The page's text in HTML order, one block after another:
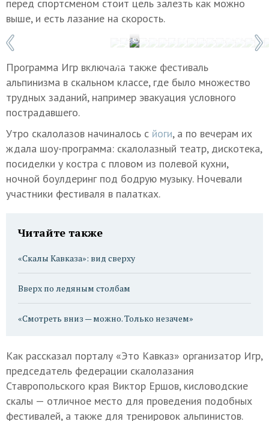
перед спортсменом стоит цель залезть как можно
выше, и есть лазание на скорость.
Фото: Никита Тереклинский/ТАСС
1 / 25
Программа Игр включала также фестиваль
альпинизма в скальном классе, где было множество
трудных заданий, например эвакуация условного
пострадавшего.
Утро скалолазов начиналось с йоги, а по вечерам их
ждала шоу-программа: скалолазный театр, дискотека,
посиделки у костра с пловом из полевой кухни,
ночной боулдеринг под бодрую музыку. Ночевали
участники фестиваля в палатках.
Читайте также
«Скалы Кавказа»: вид сверху
Вверх по ледяным столбам
«Смотреть вниз — можно. Только незачем»
Как рассказал порталу «Это Кавказ» организатор Игр,
председатель федерации скалолазания
Ставропольского края Виктор Ершов, кисловодские
скалы — отличное место для проведения подобных
фестивалей, а также для тренировок альпинистов.